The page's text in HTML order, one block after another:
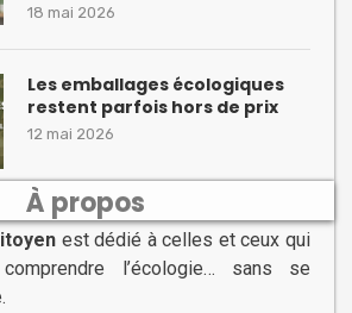
18 mai 2026
Les emballages écologiques
restent parfois hors de prix
12 mai 2026
À propos
est dédié à celles et ceux qui
l’écologie… sans se